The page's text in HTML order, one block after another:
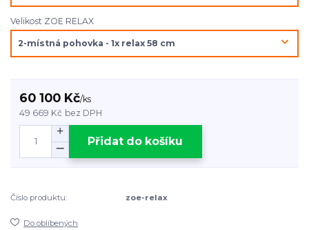
Velikost ZOE RELAX
60 100 Kč/ks
49 669 Kč bez DPH
Přidat do košíku
Číslo produktu: zoe-relax
Do oblíbených